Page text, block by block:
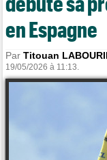
en Espagne
ParTitouan
19/05/2026 à 11:13.